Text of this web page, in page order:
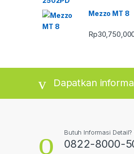
Mezzo MT 8
Rp
Dapatkan
Butuh Informasi
0822-8000-